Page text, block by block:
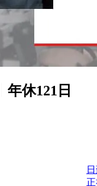
年休121日